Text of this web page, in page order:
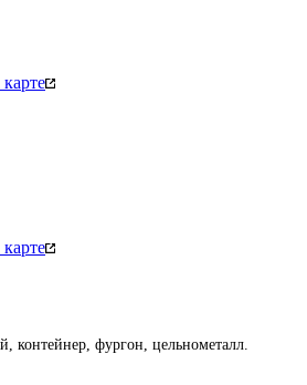
контейнер, фургон, цельнометалл.